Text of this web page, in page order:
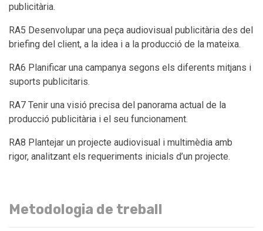
publicitària.
RA5 Desenvolupar una peça audiovisual publicitària des del
briefing del client, a la idea i a la producció de la mateixa.
RA6 Planificar una campanya segons els diferents mitjans i
suports publicitaris.
RA7 Tenir una visió precisa del panorama actual de la
producció publicitària i el seu funcionament.
RA8 Plantejar un projecte audiovisual i multimèdia amb
rigor, analitzant els requeriments inicials d’un projecte.
Metodologia de treball